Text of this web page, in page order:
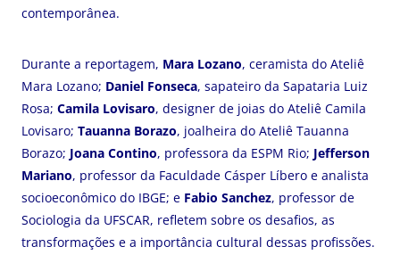
contemporânea.
Durante a reportagem, Mara Lozano, ceramista do Ateliê
Mara Lozano; Daniel Fonseca, sapateiro da Sapataria Luiz
Rosa; Camila Lovisaro, designer de joias do Ateliê Camila
Lovisaro; Tauanna Borazo, joalheira do Ateliê Tauanna
Borazo; Joana Contino, professora da ESPM Rio; Jefferson
Mariano, professor da Faculdade Cásper Líbero e analista
socioeconômico do IBGE; e Fabio Sanchez, professor de
Sociologia da UFSCAR, refletem sobre os desafios, as
transformações e a importância cultural dessas profissões.